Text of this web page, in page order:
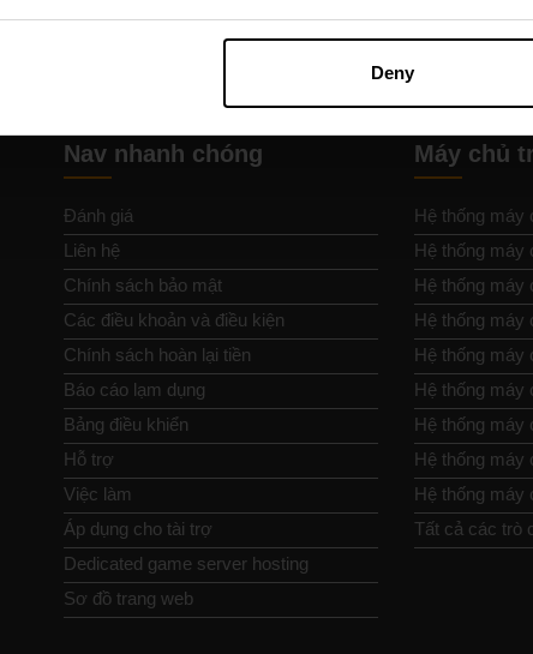
Deny
Nav nhanh chóng
Đánh giá
Liên hệ
Chính sách bảo mật
Các điều khoản và điều kiện
Chính sách hoàn lại tiền
Báo cáo lạm dụng
Bảng điều khiển
Hỗ trợ
Việc làm
Áp dụng cho tài trợ
Dedicated game server hosting
Sơ đồ trang web
Máy chủ
Hệ thống máy
Hệ thống máy
Hệ thống máy
Hệ thống máy
Hệ thống máy
Hệ thống máy
Hệ thống máy
Hệ thống máy
Hệ thống máy
Tất cả các trò